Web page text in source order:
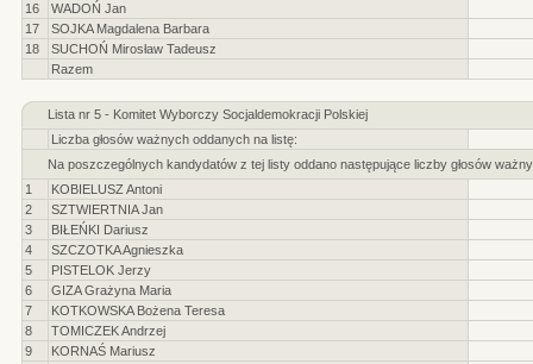
16
WADOŃ Jan
17
SOJKA Magdalena Barbara
18
SUCHOŃ Mirosław Tadeusz
Razem
Lista nr 5 - Komitet Wyborczy Socjaldemokracji Polskiej
Liczba głosów ważnych oddanych na listę:
Na poszczególnych kandydatów z tej listy oddano następujące liczby głosów
1
KOBIELUSZ Antoni
2
SZTWIERTNIA Jan
3
BIŁEŃKI Dariusz
4
SZCZOTKA Agnieszka
5
PISTELOK Jerzy
6
GIZA Grażyna Maria
7
KOTKOWSKA Bożena Teresa
8
TOMICZEK Andrzej
9
KORNAŚ Mariusz